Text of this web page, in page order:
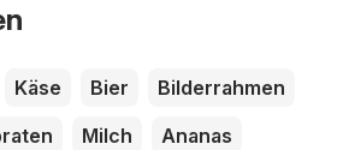
Käse Bier
Bilderrahmen
Milch
Ananas